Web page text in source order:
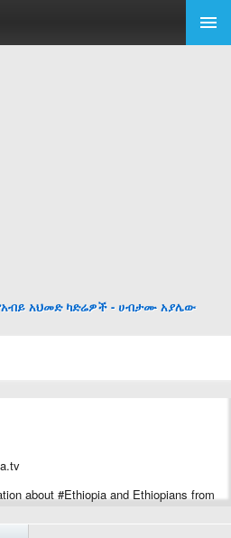
አህመድ ካድሬዎች - ሀብታሙ አያሌው
about #Ethiopia and Ethiopians from